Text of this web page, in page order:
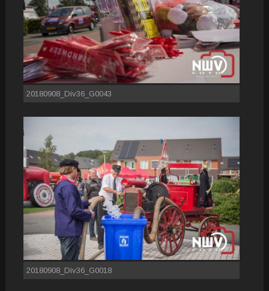
20180908_Div36_G0043
20180908_Div36_G0018